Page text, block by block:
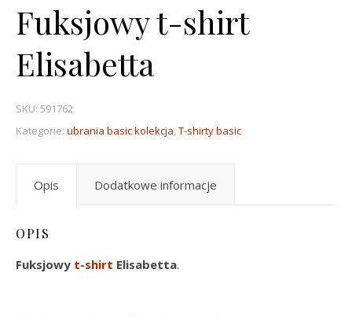
Fuksjowy t-shirt
Elisabetta
SKU: 591762
Kategorie: ubrania basic kolekcja,T-shirty basic
Opis Dodatkowe informacje
OPIS
Fuksjowy t-shirt Elisabetta.